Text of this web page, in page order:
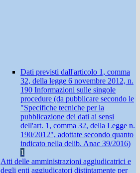
Dati previsti dall'articolo 1, comma
32, della legge 6 novembre 2012, n.
190 Informazioni sulle singole
procedure (da pubblicare secondo le
"Specifiche tecniche per la
pubblicazione dei dati ai sensi
dell'art. 1, comma 32, della Legge n.
190/2012", adottate secondo quanto
indicato nella delib. Anac 39/2016)
1
Atti delle amministrazioni aggiudicatrici e
degli enti aggiudicatori distintamente per